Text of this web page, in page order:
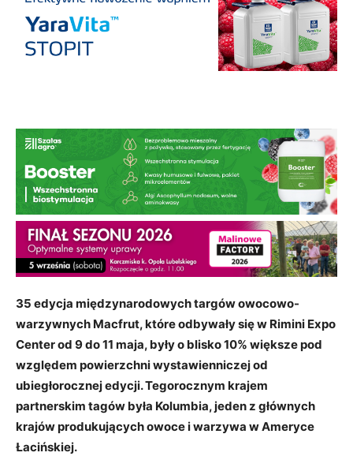
35 edycja międzynarodowych targów owocowo-
warzywnych Macfrut, które odbywały się w Rimini Expo
Center od 9 do 11 maja, były o blisko 10% większe pod
względem powierzchni wystawienniczej od
ubiegłorocznej edycji. Tegorocznym krajem
partnerskim tagów była Kolumbia, jeden z głównych
krajów produkujących owoce i warzywa w Ameryce
Łacińskiej.